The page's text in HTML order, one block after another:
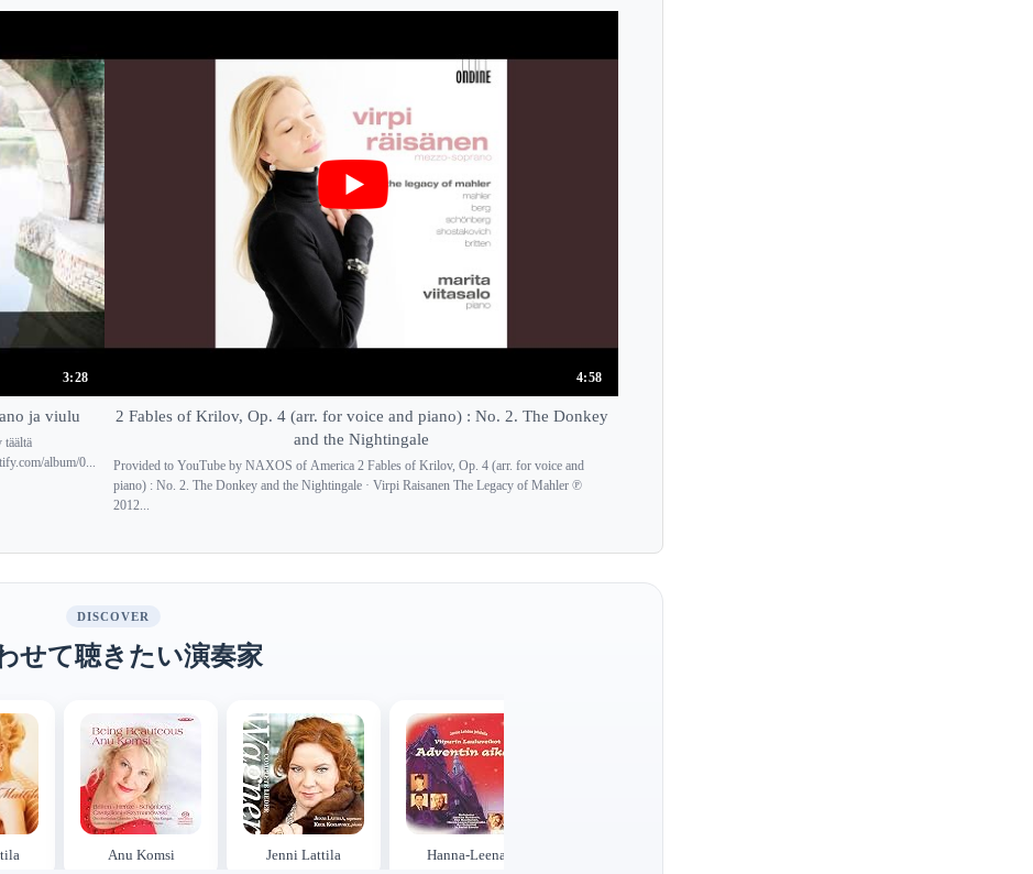
3:28
ja viulu
täältä
album/0...
4:58
2 Fables of Krilov, Op. 4 (arr. for voice and piano) : No. 2. The Donkey
and the Nightingale
Provided to YouTube by NAXOS of America 2 Fables of Krilov, Op. 4 (arr. for voice and
piano) : No. 2. The Donkey and the Nightingale · Virpi Raisanen The Legacy of Mahler ℗
2012...
DISCOVER
せて聴きたい演奏家
Anu Komsi Jenni Lattila
Hanna-Leena